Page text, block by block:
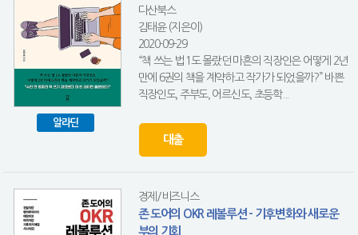
알라딘
다산북스
김태윤 (지은이)
2020-09-29
“책 쓰는 법 1도 몰랐던 마흔의 직장인은 어떻게 2년
만에 6권의 책을 계약하고 작가가 되었을까?” 바쁜
직장인도, 주부도, 어르신도, 초등학...
대출
경제/비즈니스
존 도어의 OKR 레볼루션 - 기후변화와 새로운
부의 기회